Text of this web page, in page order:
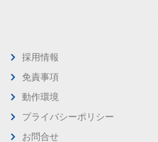
採用情報
免責事項
動作環境
プライバシーポリシー
お問合せ